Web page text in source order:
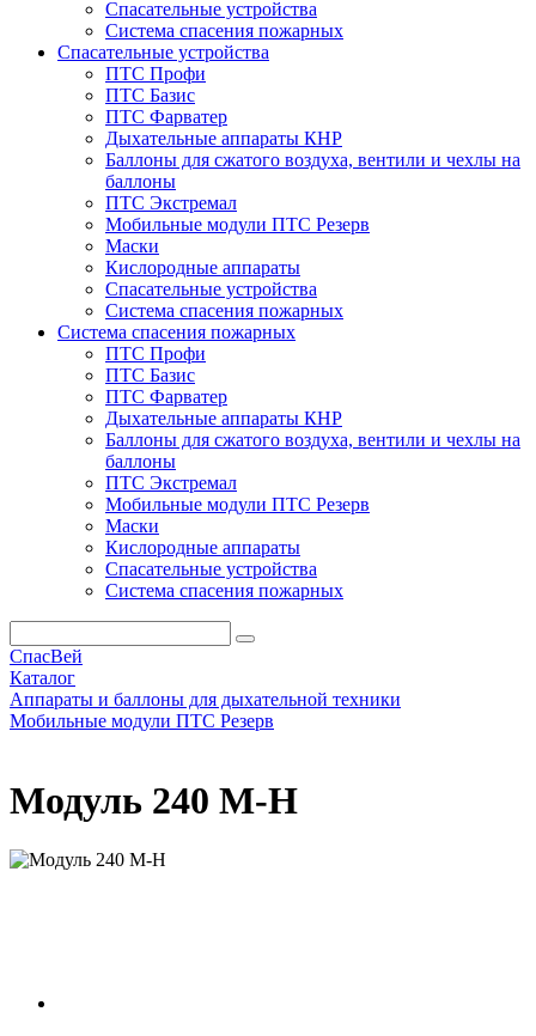
Спасательные устройства
Система спасения пожарных
Спасательные устройства
ПТС Профи
ПТС Базис
ПТС Фарватер
Дыхательные аппараты КНР
Баллоны для сжатого воздуха, вентили и чехлы на
баллоны
ПТС Экстремал
Мобильные модули ПТС Резерв
Маски
Кислородные аппараты
Спасательные устройства
Система спасения пожарных
Система спасения пожарных
ПТС Профи
ПТС Базис
ПТС Фарватер
Дыхательные аппараты КНР
Баллоны для сжатого воздуха, вентили и чехлы на
баллоны
ПТС Экстремал
Мобильные модули ПТС Резерв
Маски
Кислородные аппараты
Спасательные устройства
Система спасения пожарных
СпасВей
Каталог
Аппараты и баллоны для дыхательной техники
Мобильные модули ПТС Резерв
Модуль 240 М-Н